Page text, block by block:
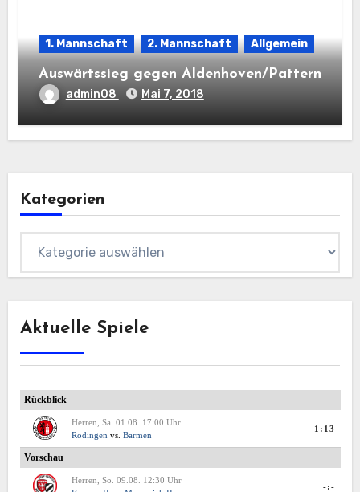
1. Mannschaft 2. Mannschaft Allgemein
Auswärtssieg gegen Aldenhoven/Pattern
admin08 Mai 7, 2018
Kategorien
Aktuelle Spiele